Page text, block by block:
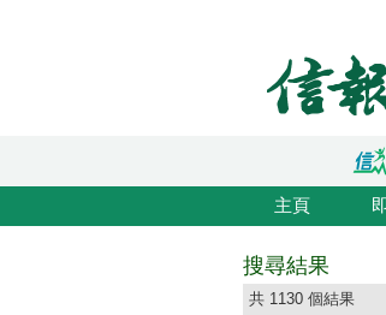
主頁
搜尋結果
共 1130 個結果